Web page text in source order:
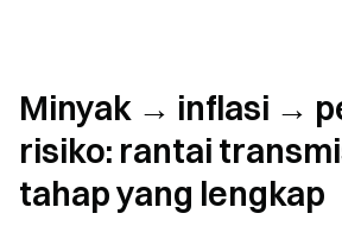
Minyak → inflasi →
risiko: rantai
tahap yang lengkap